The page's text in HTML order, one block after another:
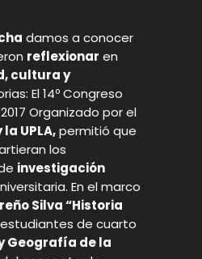
damos a conocer
reflexionar en
cultura y
El 14º Congreso
Organizado por el
UPLA,permitió que
los
investigación
En el marco
Silva “Historia
de cuarto
Geografía de la